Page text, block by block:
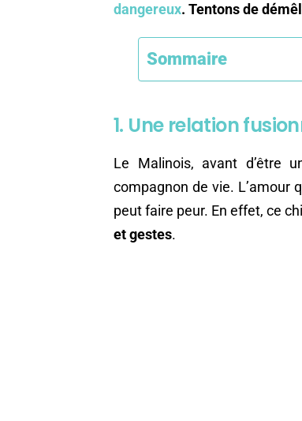
dangereux. Tentons de
Sommaire
1. Une relation
Le Malinois, avant d’être
compagnon de vie. L’amour
peut faire peur. En effet, ce
et gestes.